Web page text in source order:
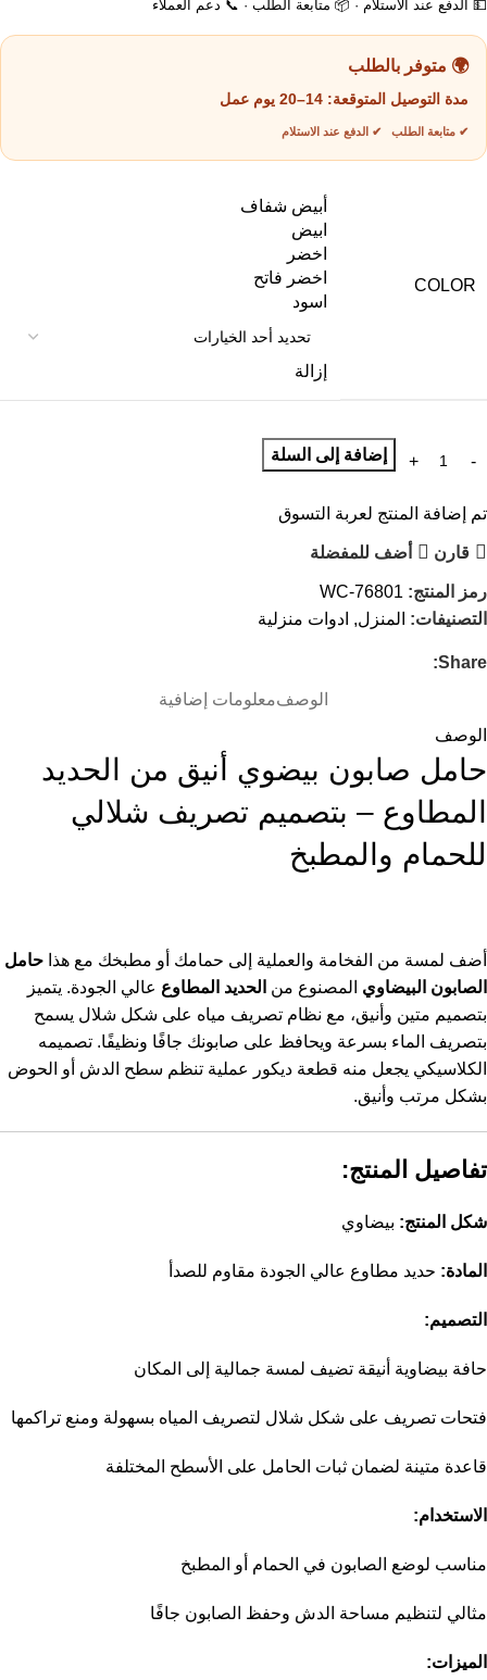
💵 الدفع عند الاستلام · 📦 متابعة الطلب · 📞 دعم العملاء
🌍 متوفر بالطلب
مدة التوصيل المتوقعة: 14–20 يوم عمل
✔ متابعة الطلب ✔ الدفع عند الاستلام
COLOR
أبيض شفاف
ابيض
اخضر
اخضر فاتح
اسود
إزالة
إضافة إلى السلة
تم إضافة المنتج لعربة التسوق
قارن أضف للمفضلة
رمز المنتج: WC-76801
التصنيفات: المنزل, ادوات منزلية
Share:
الوصفمعلومات إضافية
الوصف
حامل صابون بيضوي أنيق من الحديد
المطاوع – بتصميم تصريف شلالي
للحمام والمطبخ
أضف لمسة من الفخامة والعملية إلى حمامك أو مطبخك مع هذا حامل
الصابون البيضاوي المصنوع من الحديد المطاوع عالي الجودة. يتميز
بتصميم متين وأنيق، مع نظام تصريف مياه على شكل شلال يسمح
بتصريف الماء بسرعة ويحافظ على صابونك جافًا ونظيفًا. تصميمه
الكلاسيكي يجعل منه قطعة ديكور عملية تنظم سطح الدش أو الحوض
بشكل مرتب وأنيق.
تفاصيل المنتج:
شكل المنتج: بيضاوي
المادة: حديد مطاوع عالي الجودة مقاوم للصدأ
التصميم:
حافة بيضاوية أنيقة تضيف لمسة جمالية إلى المكان
فتحات تصريف على شكل شلال لتصريف المياه بسهولة ومنع تراكمها
قاعدة متينة لضمان ثبات الحامل على الأسطح المختلفة
الاستخدام:
مناسب لوضع الصابون في الحمام أو المطبخ
مثالي لتنظيم مساحة الدش وحفظ الصابون جافًا
الميزات: